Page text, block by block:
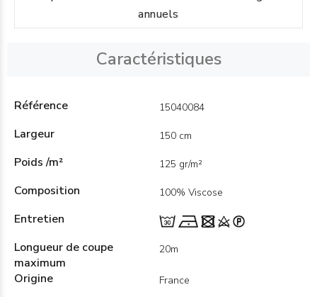
annuels
Caractéristiques
Référence 15040084
Largeur 150 cm
Poids /m² 125 gr/m²
Composition 100% Viscose
Entretien
Longueur de coupe
maximum
20m
Origine France